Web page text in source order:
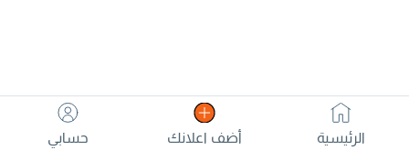
الرئيسية أضف اعلانك حسابي